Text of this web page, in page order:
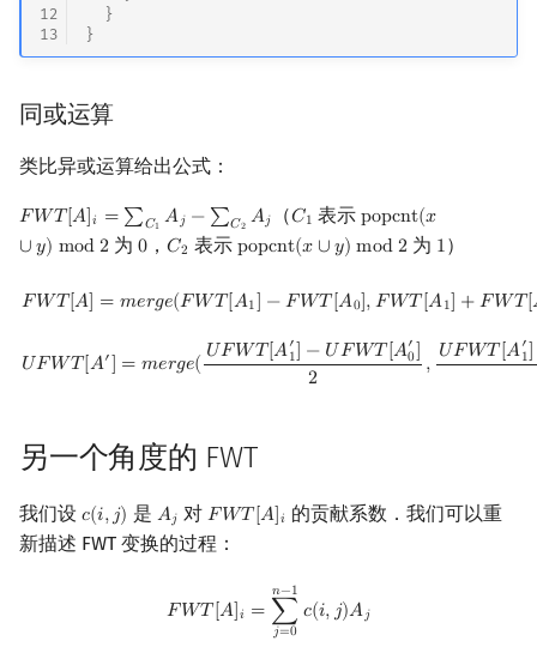
12
13
}
}
同或运算
类比异或运算给出公式：
𝐹 𝑊𝑇 [𝐴]𝑖 = ∑𝐶1 𝐴𝑗 − ∑𝐶2 𝐴𝑗
FWT[A]i=∑ C1 Aj−∑C 2Aj （𝐶1
C1 表示popcnt(𝑥
∪𝑦) mod2
popcnt(x
为0
0 ，𝐶2
C2 表示 popcnt(𝑥 ∪𝑦) mod2
popcnt(x ∪ y)mod2 为 1
1）
𝐹 𝑊𝑇 [𝐴] = 𝑚𝑒𝑟𝑔𝑒(𝐹 𝑊𝑇 [𝐴1] −𝐹𝑊𝑇 [𝐴0],𝐹𝑊𝑇 [𝐴1] +𝐹𝑊𝑇 [
FWT[ A] =merge(FWT[A 1]−FW T[A0],F WT A1]+FW T [A 0]
𝑈𝐹 𝑊𝑇 [𝐴′] = 𝑚𝑒𝑟𝑔𝑒( 𝑈𝐹𝑊𝑇[𝐴′
1] − 𝑈𝐹𝑊𝑇 [𝐴′
0]
2
, 𝑈𝐹𝑊𝑇 [𝐴′
1]
UFWT[A′ = m W T[A1′]−UFWT [A 0′]2,UFWT[A ]+UFWT[A0′
另一个角度的 FWT
我们设 𝑐(𝑖,𝑗)
c(i,j) 是 𝐴𝑗
Aj 对 𝐹𝑊𝑇 [𝐴]𝑖
FWT[A ]i
的贡献系数．我们可以重
新描述 FWT 变换的过程：
𝐹𝑊𝑇 [𝐴]𝑖 =
𝑛−1
∑
𝑗=0
𝑐(𝑖,𝑗)𝐴𝑗
0n−